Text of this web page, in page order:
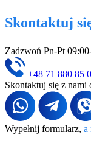
Skontaktuj
Zadzwoń Pn-Pt
+48 71 880 85
Skontaktuj się z nami
Wypełnij formularz, a